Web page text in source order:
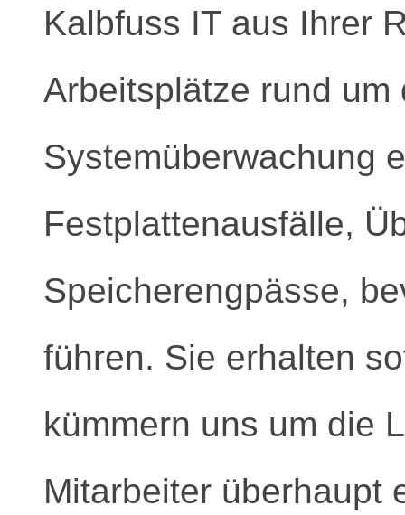
Kalbfuss IT aus Ihrer
Arbeitsplätze rund
Systemüberwachung
Festplattenausfälle,
Speicherengpässe,
führen. Sie erhalten
kümmern uns um die
Mitarbeiter überhaupt